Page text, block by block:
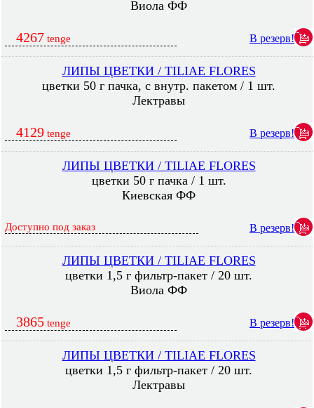
Виола ФФ
4267 tenge В резерв!
ЛИПЫ ЦВЕТКИ / TILIAE FLORES
цветки 50 г пачка, с внутр. пакетом / 1 шт.
Лектравы
4129 tenge В резерв!
ЛИПЫ ЦВЕТКИ / TILIAE FLORES
цветки 50 г пачка / 1 шт.
Киевская ФФ
Доступно под заказ В резерв!
ЛИПЫ ЦВЕТКИ / TILIAE FLORES
цветки 1,5 г фильтр-пакет / 20 шт.
Виола ФФ
3865 tenge В резерв!
ЛИПЫ ЦВЕТКИ / TILIAE FLORES
цветки 1,5 г фильтр-пакет / 20 шт.
Лектравы